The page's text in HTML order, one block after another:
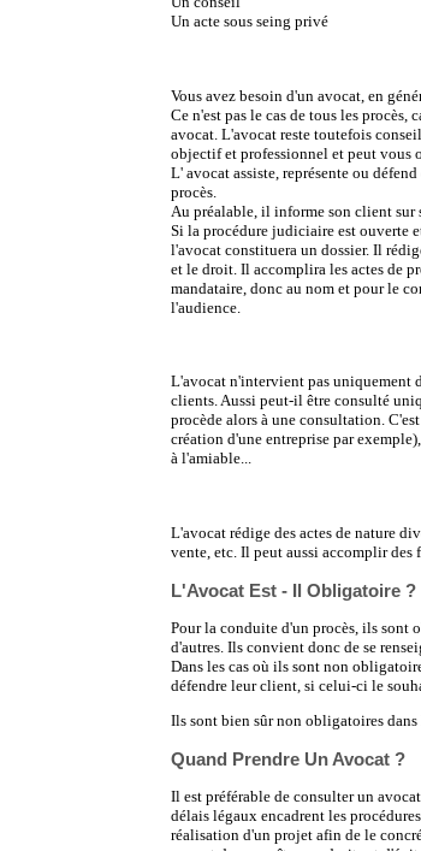
Un acte sous seing privé
Vous avez besoin d'un avocat, en
Ce n'est pas le cas de tous les procès,
avocat. L'avocat reste toutefois
objectif et professionnel et peut vous
L' avocat assiste, représente ou
procès.
Au préalable, il informe son client sur
Si la procédure judiciaire est ouverte
l'avocat constituera un dossier. Il
et le droit. Il accomplira les actes de
mandataire, donc au nom et pour le
l'audience.
L'avocat n'intervient pas uniquement
clients. Aussi peut-il être consulté
procède alors à une consultation.
création d'une entreprise par
à l'amiable...
L'avocat rédige des actes de nature
vente, etc. Il peut aussi accomplir des
L'Avocat Est - Il Obligatoire ?
Pour la conduite d'un procès, ils sont
d'autres. Ils convient donc de se
Dans les cas où ils sont non
défendre leur client, si celui-ci le
Ils sont bien sûr non obligatoires
Quand Prendre Un Avocat ?
Il est préférable de consulter un
délais légaux encadrent les
réalisation d'un projet afin de le